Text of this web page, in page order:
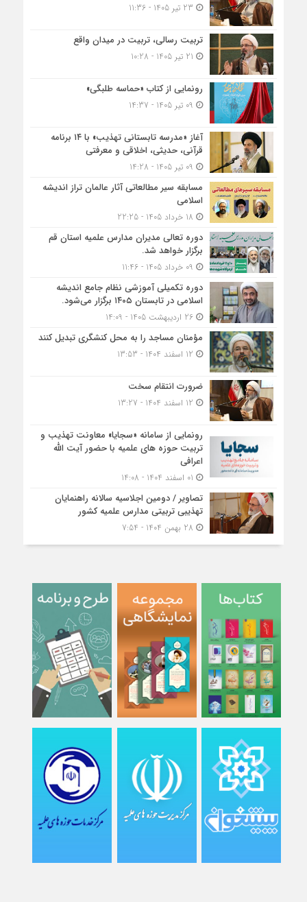
تربیت رسالی، تربیت در میدان واقع
رونمایی از کتاب «حماسه طلبگی»
آغاز «مدرسه تابستانی تهذیب» با ۱۴ برنامه
قرآنی، حدیثی، اخلاقی و معرفتی
مسابقه سیر مطالعاتی آثار عالمان تراز اندیشه
اسلامی
دوره تعالی مدیران مدارس علمیه استان قم
برگزار خواهد شد.
دوره تکمیلی آموزشی نظام جامع اندیشه
اسلامی در تابستان ۱۴۰۵ برگزار می‌شود.
26 اردیبهشت 1405 - 14:09
مؤمنان مساجد را به محل کنشگری تبدیل کنند
ضرورت انتقام سخت
رونمایی از سامانه «سجایا» معاونت تهذیب و
تربیت حوزه‌ های علمیه با حضور آیت الله
اعرافی
تصاویر / دومین اجلاسیه سالانه راهنمایان
تهذیبی تربیتی مدارس علمیه کشور